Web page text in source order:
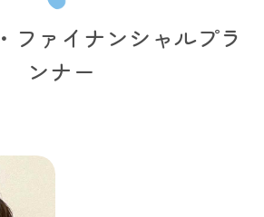
ファイナンシャルプラ
ンナー